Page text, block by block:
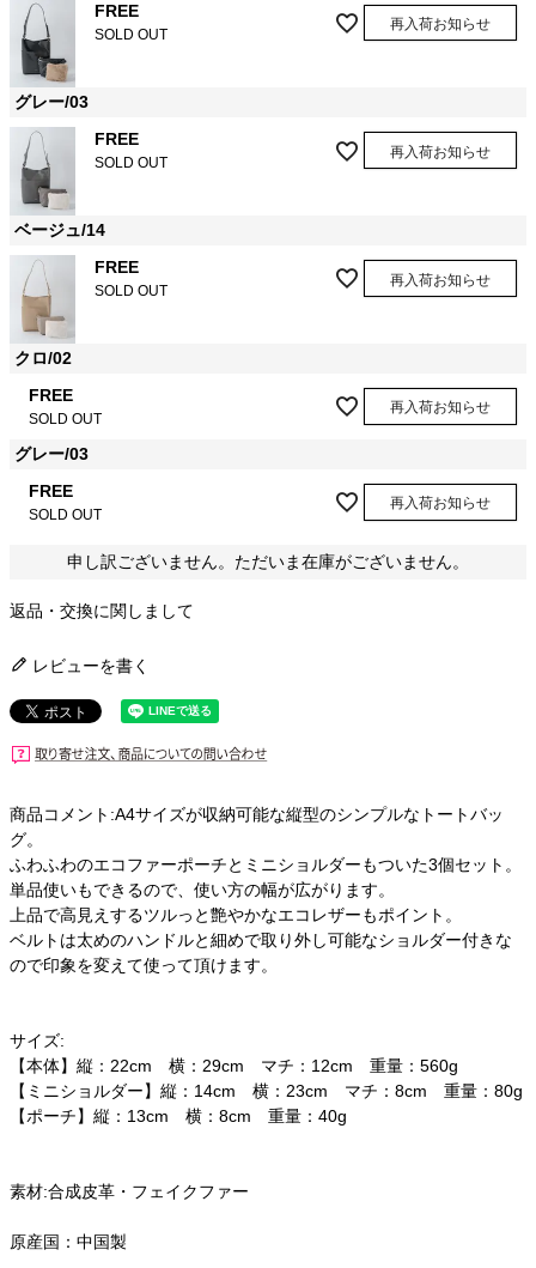
FREE
SOLD OUT
再入荷お知らせ
グレー/03
FREE
SOLD OUT
再入荷お知らせ
ベージュ/14
FREE
SOLD OUT
再入荷お知らせ
クロ/02
FREE
SOLD OUT
再入荷お知らせ
グレー/03
FREE
SOLD OUT
再入荷お知らせ
申し訳ございません。ただいま在庫がございません。
返品・交換に関しまして
レビューを書く
商品コメント:A4サイズが収納可能な縦型のシンプルなトートバッ
グ。
ふわふわのエコファーポーチとミニショルダーもついた3個セット。
単品使いもできるので、使い方の幅が広がります。
上品で高見えするツルっと艶やかなエコレザーもポイント。
ベルトは太めのハンドルと細めで取り外し可能なショルダー付きな
ので印象を変えて使って頂けます。
サイズ:
【本体】縦：22cm 横：29cm マチ：12cm 重量：560g
【ミニショルダー】縦：14cm 横：23cm マチ：8cm 重量：80g
【ポーチ】縦：13cm 横：8cm 重量：40g
素材:合成皮革・フェイクファー
原産国：中国製